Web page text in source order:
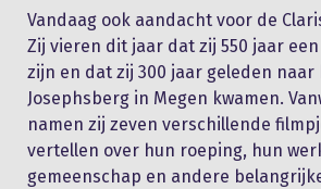
Vandaag ook aandacht voor de
Zij vieren dit jaar dat zij 550 jaar
zijn en dat zij 300 jaar geleden
Josephsberg in Megen kwamen.
namen zij zeven verschillende
vertellen over hun roeping, hun
gemeenschap en andere